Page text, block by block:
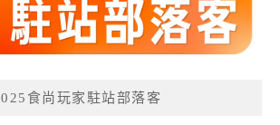
食尚玩家駐站部落客